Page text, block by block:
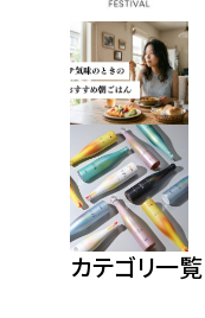
カテゴリ一覧